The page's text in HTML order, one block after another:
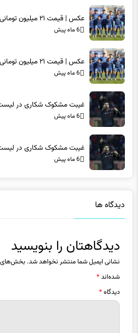
عکس | قیمت ۲۱ میلیون تومانی برای بلیت بازی استقلال!
6 ماه پیش
عکس | قیمت ۲۱ میلیون تومانی برای بلیت بازی استقلال!
6 ماه پیش
غیبت مشکوک شکاری در
6 ماه پیش
غیبت مشکوک شکاری در
6 ماه پیش
دیدگاه ها
دیدگاهتان را بنویسید
نشانی ایمیل شما منتشر نخواهد شد. بخش‌های
شده‌اند*
دیدگاه*